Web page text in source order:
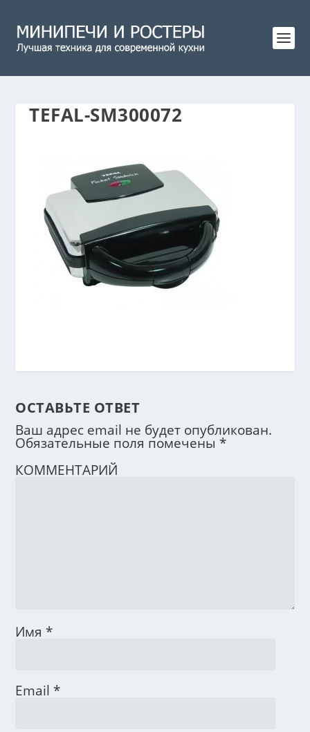
TEFAL-SM300072
ОСТАВЬТЕ ОТВЕТ
Ваш адрес email не будет опубликован.
Обязательные поля помечены *
КОММЕНТАРИЙ
Имя *
Email *